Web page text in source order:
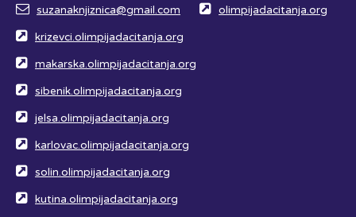
suzanaknjiznica@gmail.com olimpijadacitanja.org
krizevci.olimpijadacitanja.org
makarska.olimpijadacitanja.org
sibenik.olimpijadacitanja.org
jelsa.olimpijadacitanja.org
karlovac.olimpijadacitanja.org
solin.olimpijadacitanja.org
kutina.olimpijadacitanja.org